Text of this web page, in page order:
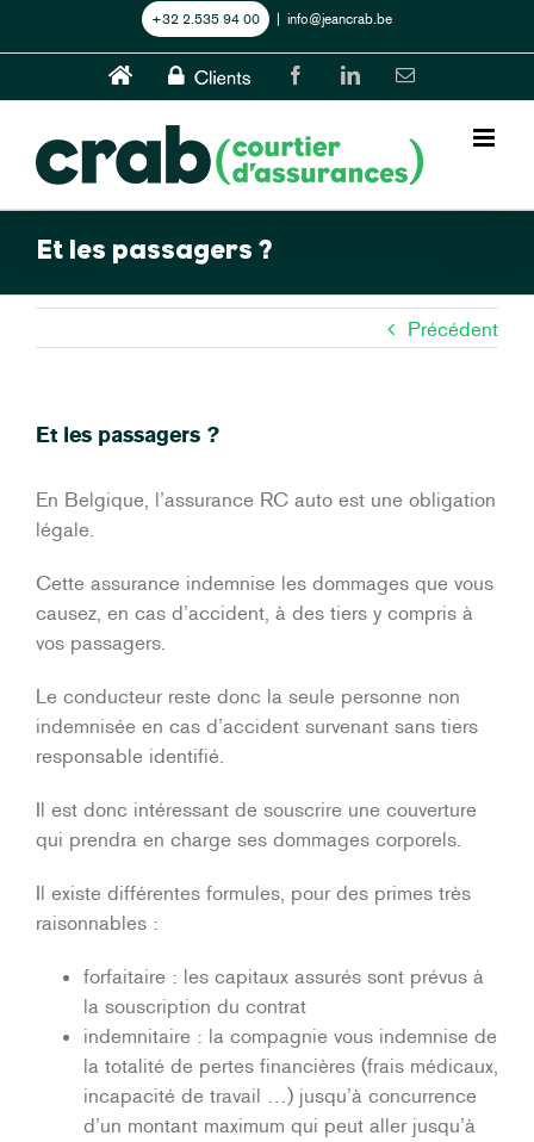
+32 2.535 94 00 info@jeancrab.be
Home CLIENTS FacebookLinkedInEmail
Et les passagers ?
Précédent
Et les passagers ?
En Belgique, l’assurance RC auto est une obligation
légale.
Cette assurance indemnise les dommages que vous
causez, en cas d’accident, à des tiers y compris à
vos passagers.
Le conducteur reste donc la seule personne non
indemnisée en cas d’accident survenant sans tiers
responsable identifié.
Il est donc intéressant de souscrire une couverture
qui prendra en charge ses dommages corporels.
Il existe différentes formules, pour des primes très
raisonnables :
forfaitaire : les capitaux assurés sont prévus à
la souscription du contrat
indemnitaire : la compagnie vous indemnise de
la totalité de pertes financières (frais médicaux,
incapacité de travail …) jusqu’à concurrence
d’un montant maximum qui peut aller jusqu’à